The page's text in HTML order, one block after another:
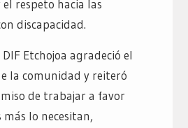
respeto hacia las
discapacidad.
Etchojoa agradeció el
la comunidad y reiteró
de trabajar a favor
más lo necesitan,